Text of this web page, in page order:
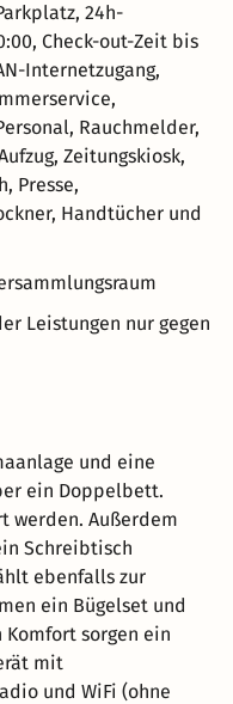
24h-
Check-out-Zeit bis
Internetzugang,
Rauchmelder,
Zeitungskiosk,
Presse,
Handtücher und
Leistungen nur gegen
und eine
ein Doppelbett.
werden. Außerdem
Schreibtisch
ebenfalls zur
ein Bügelset und
sorgen ein
mit
und WiFi (ohne